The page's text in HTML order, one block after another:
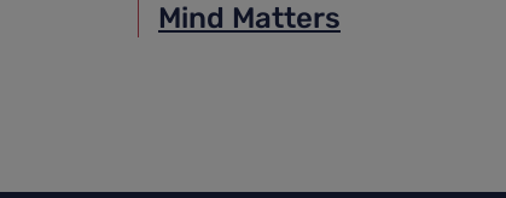
Mind Matters